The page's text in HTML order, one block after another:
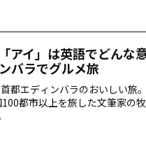
アイ」は英語でどんな
バラでグルメ旅
都エディンバラのおいしい旅
都市以上を旅した文筆家の